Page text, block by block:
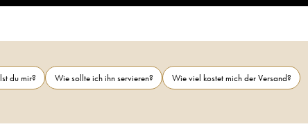
du mir? Wie sollte ich ihn servieren?
Wie viel kostet mich der Versand?